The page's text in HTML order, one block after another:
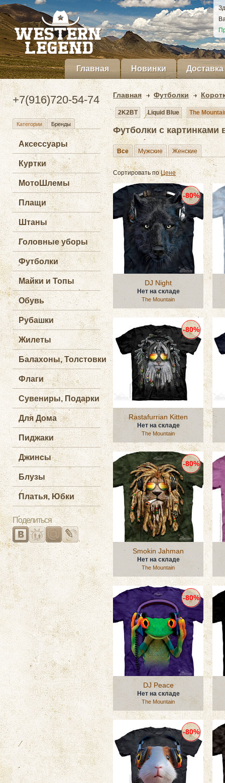
Главная Новинки Доставка
+7(916)720-54-74
Категории Бренды
Аксессуары
Куртки
МотоШлемы
Плащи
Штаны
Головные уборы
Футболки
Майки и Топы
Обувь
Рубашки
Жилеты
Балахоны, Толстовки
Флаги
Сувениры, Подарки
Для Дома
Пиджаки
Джинсы
Блузы
Платья, Юбки
Поделиться
Главная Футболки
2K2BT Liquid Blue The
Футболки с картинками
Все Мужские Женские
Сортировать поЦене
DJ Night
Нет на складе
The Mountain
-80%
Rastafurrian Kitten
Нет на складе
The Mountain
-80%
Smokin Jahman
Нет на складе
The Mountain
-80%
DJ Peace
Нет на складе
The Mountain
-80%
-80%